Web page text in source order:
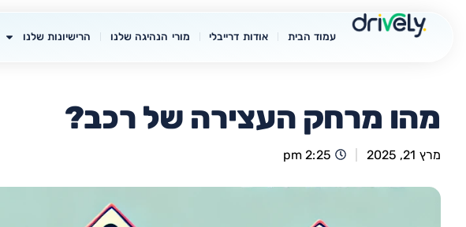
עמוד הבית אודות דרייבלי מורי הנהיגה שלנו הרישיונות שלנו
מהו מרחק העצירה של רכב?
מרץ 21, 2025 2:25 pm